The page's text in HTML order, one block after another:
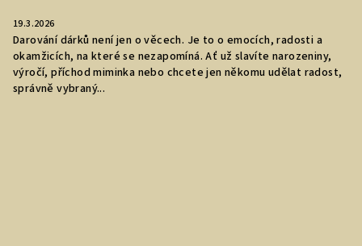
19.3.2026
Darování dárků není jen o věcech. Je to o emocích, radosti a
okamžicích, na které se nezapomíná. Ať už slavíte narozeniny,
výročí, příchod miminka nebo chcete jen někomu udělat radost,
správně vybraný...